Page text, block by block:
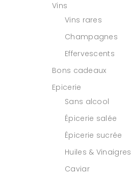
Vins
Vins rares
Champagnes
Effervescents
Bons cadeaux
Epicerie
Sans alcool
Épicerie salée
Épicerie sucrée
Huiles & Vinaigres
Caviar